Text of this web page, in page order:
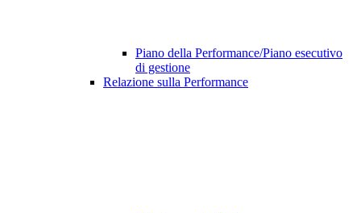
Piano della Performance/Piano esecutivo
di gestione
Relazione sulla Performance